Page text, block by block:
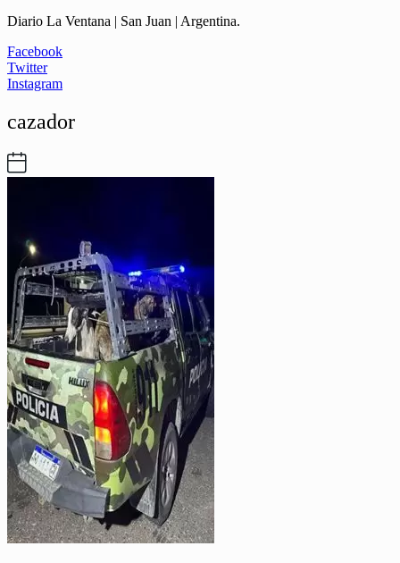
Diario La Ventana | San Juan | Argentina.
Facebook
Twitter
Instagram
cazador